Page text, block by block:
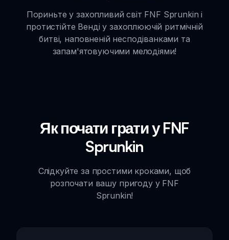
Пориньте у захопливий світ FNF Sprunkin і
протистійте Венді у захоплюючій ритмічній
битві, наповненій несподіванками та
запам'ятовуючими мелодіями!
Як почати грати у FNF
Sprunkin
Слідкуйте за простими кроками, щоб
розпочати вашу пригоду у FNF
Sprunkin!